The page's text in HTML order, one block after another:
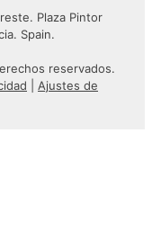
Plaza Pintor
Spain.
reservados.
Ajustes de